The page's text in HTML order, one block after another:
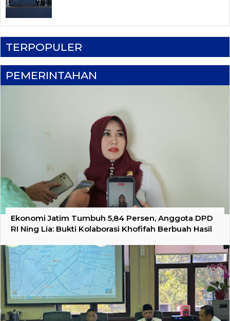
TERPOPULER
PEMERINTAHAN
Ekonomi Jatim Tumbuh 5,84 Persen, Anggota DPD
RI Ning Lia: Bukti Kolaborasi Khofifah Berbuah Hasil